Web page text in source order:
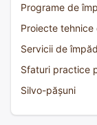
Programe de
Proiecte
Servicii de
Sfaturi practice
Silvo-pășuni